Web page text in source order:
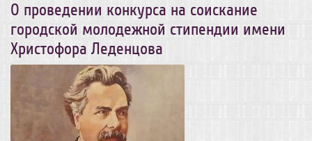
О проведении конкурса на соискание
городской молодежной стипендии имени
Христофора Леденцова